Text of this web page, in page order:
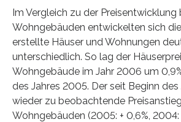
Im Vergleich zu der Preisentwicklung
Wohngebäuden entwickelten sich
erstellte Häuser und Wohnungen
unterschiedlich. So lag der
Wohngebäude im Jahr 2006 um
des Jahres 2005. Der seit Beginn
wieder zu beobachtende
Wohngebäuden (2005: + 0,6%,